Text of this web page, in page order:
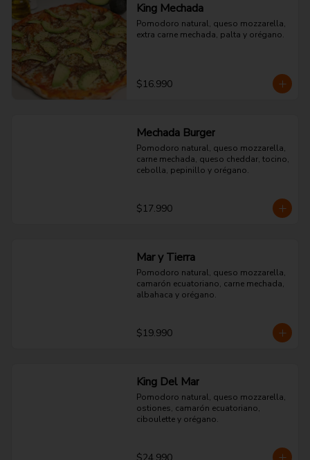
King Mechada
Pomodoro natural, queso mozzarella,
extra carne mechada, palta y orégano.
$16.990
Mechada Burger
Pomodoro natural, queso mozzarella,
carne mechada, queso cheddar, tocino,
cebolla, pepinillo y orégano.
$17.990
Mar y Tierra
Pomodoro natural, queso mozzarella,
camarón ecuatoriano, carne mechada,
albahaca y orégano.
$19.990
King Del Mar
Pomodoro natural, queso mozzarella,
ostiones, camarón ecuatoriano,
ciboulette y orégano.